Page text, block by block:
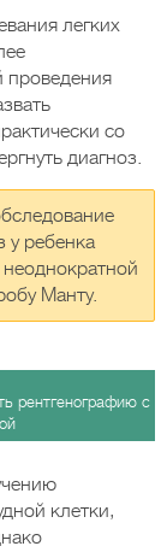
легких
проведения
со
диагноз.
у ребенка
Манту.
рентгенографию с
клетки,